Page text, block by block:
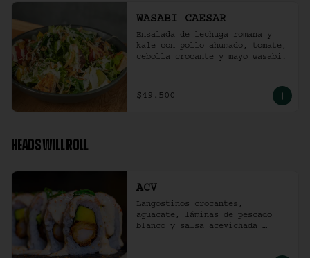
WASABI CAESAR
Ensalada de lechuga romana y
kale con pollo ahumado, tomate,
cebolla crocante y mayo wasabi.
$49.500
HEADS WILL ROLL
ACV
Langostinos crocantes,
aguacate, láminas de pescado
blanco y salsa acevichada